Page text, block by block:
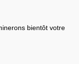
bientôt votre